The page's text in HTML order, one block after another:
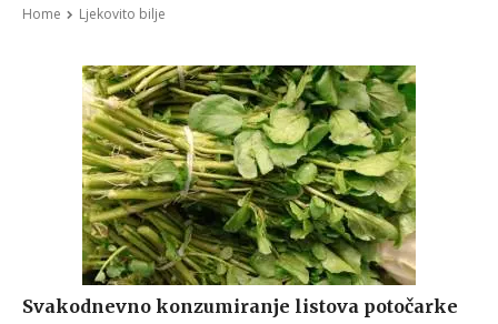
Home Ljekovito bilje
Svakodnevno konzumiranje listova potočarke